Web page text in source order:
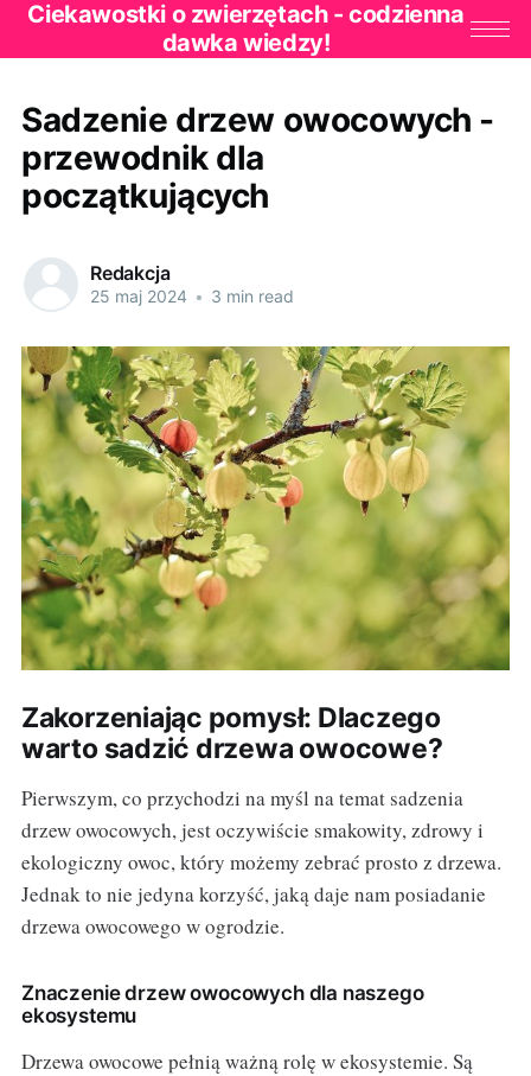
Ciekawostki o zwierzętach - codzienna
dawka wiedzy!
Sadzenie drzew owocowych -
przewodnik dla
początkujących
Redakcja
25 maj 2024 • 3 min read
Zakorzeniając pomysł: Dlaczego
warto sadzić drzewa owocowe?
Pierwszym, co przychodzi na myśl na temat sadzenia
drzew owocowych, jest oczywiście smakowity, zdrowy i
ekologiczny owoc, który możemy zebrać prosto z drzewa.
Jednak to nie jedyna korzyść, jaką daje nam posiadanie
drzewa owocowego w ogrodzie.
Znaczenie drzew owocowych dla naszego
ekosystemu
Drzewa owocowe pełnią ważną rolę w ekosystemie. Są